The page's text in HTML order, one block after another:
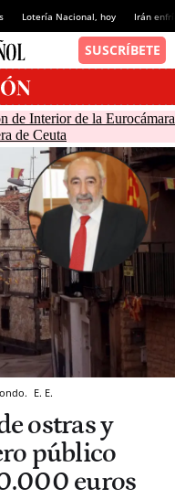
Lotería Nacional, hoy Irán
de Interior de la Eurocámara
de Ceuta
E. E.
ostras y
público
euros